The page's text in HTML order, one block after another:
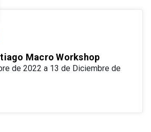
Macro Workshop
de 2022 a 13 de Diciembre de